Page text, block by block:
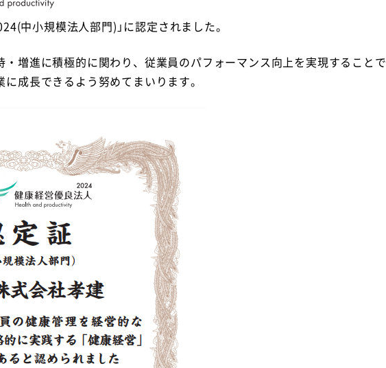
中小規模法人部門)」に認定されました。
・増進に積極的に関わり、従業員のパフォーマンス向上を実現すること
成長できるよう努めてまいります。